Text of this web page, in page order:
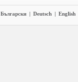
Български | Deutsch | English